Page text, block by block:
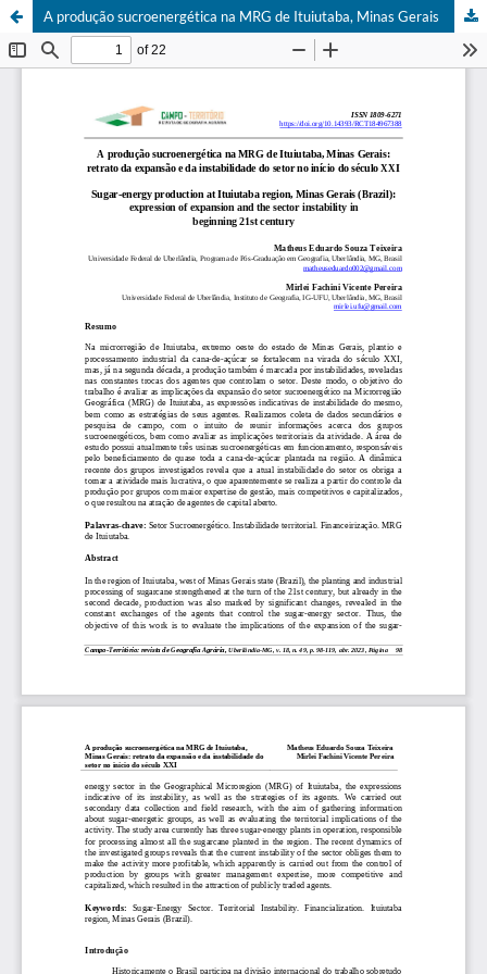
A produção sucroenergética na MRG de Ituiutaba, Minas Gerais